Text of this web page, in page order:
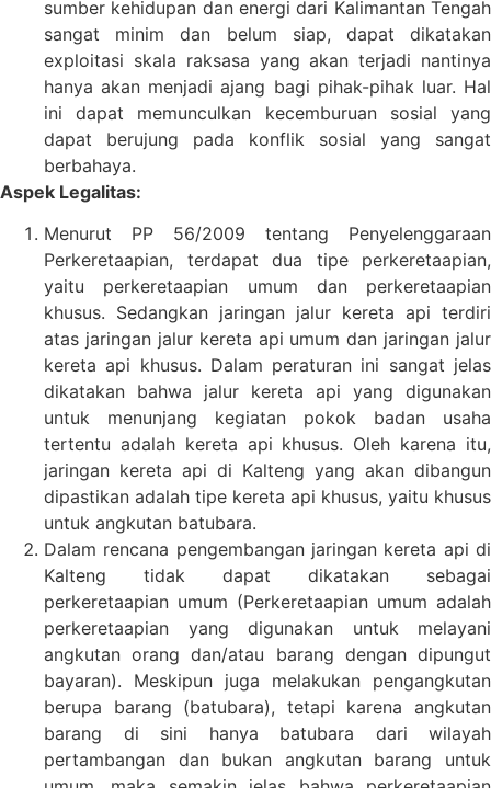
sumber kehidupan dan energi dari Kalimantan Tengah
sangat minim dan belum siap, dapat dikatakan
exploitasi skala raksasa yang akan terjadi nantinya
hanya akan menjadi ajang bagi pihak-pihak luar. Hal
ini dapat memunculkan kecemburuan sosial yang
dapat berujung pada konflik sosial yang sangat
berbahaya.
Aspek Legalitas:
Menurut PP 56/2009 tentang Penyelenggaraan
Perkeretaapian, terdapat dua tipe perkeretaapian,
yaitu perkeretaapian umum dan perkeretaapian
khusus. Sedangkan jaringan jalur kereta api terdiri
atas jaringan jalur kereta api umum dan jaringan jalur
kereta api khusus. Dalam peraturan ini sangat jelas
dikatakan bahwa jalur kereta api yang digunakan
untuk menunjang kegiatan pokok badan usaha
tertentu adalah kereta api khusus. Oleh karena itu,
jaringan kereta api di Kalteng yang akan dibangun
dipastikan adalah tipe kereta api khusus, yaitu khusus
untuk angkutan batubara.
Dalam rencana pengembangan jaringan kereta api di
Kalteng tidak dapat dikatakan sebagai
perkeretaapian umum (Perkeretaapian umum adalah
perkeretaapian yang digunakan untuk melayani
angkutan orang dan/atau barang dengan dipungut
bayaran). Meskipun juga melakukan pengangkutan
berupa barang (batubara), tetapi karena angkutan
barang di sini hanya batubara dari wilayah
pertambangan dan bukan angkutan barang untuk